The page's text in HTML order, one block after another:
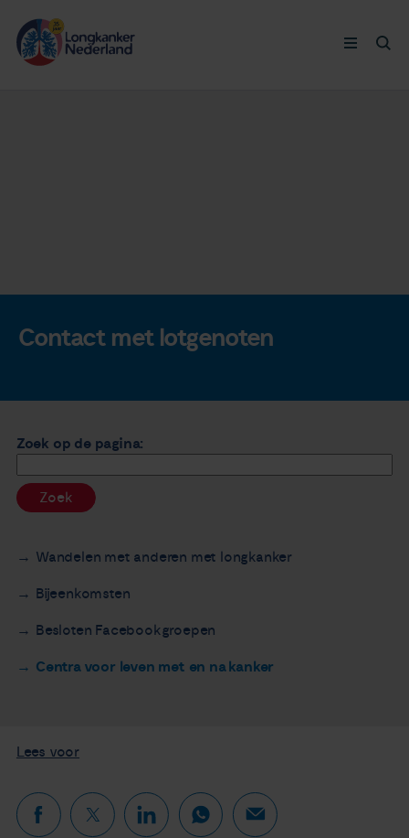
Nieuws
Agenda
Zorgverleners
Steun ons
Contact met lotgenoten
Zoek op de pagina:
Zoek
Wandelen met anderen met longkanker
Bijeenkomsten
Besloten Facebookgroepen
Centra voor leven met en na kanker
Lees voor